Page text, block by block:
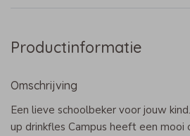
Productinformatie
Omschrijving
Een lieve schoolbeker voor jouw
up drinkfles Campus heeft een